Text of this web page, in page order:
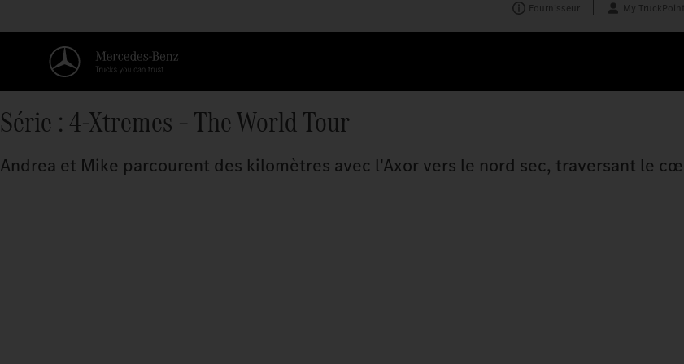
Fournisseur My
Série : 4-Xtremes – The World Tour
Andrea et Mike parcourent des kilomètres avec l'Axor vers le nord sec, traversant le